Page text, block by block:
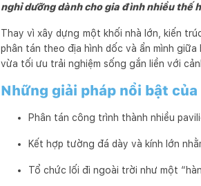
nghỉ dưỡng dành cho gia đình nhiều thế
Thay vì xây dựng một khối nhà lớn, kiến
phân tán theo địa hình dốc và ẩn mình
vừa tối ưu trải nghiệm sống gắn liền với
Những giải pháp nổi bật
Phân tán công trình thành nhiều
Kết hợp tường đá dày và kính lớn
Tổ chức lối đi ngoài trời như một